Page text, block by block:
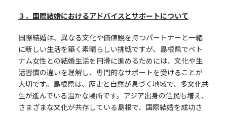
３．国際結婚におけるアドバイスとサポートについて
国際結婚は、異なる文化や価値観を持つパートナーと一緒
に新しい生活を築く素晴らしい挑戦ですが、島根県でベト
ナム女性との結婚生活を円滑に進めるためには、文化や生
活習慣の違いを理解し、専門的なサポートを受けることが
大切です。島根県は、歴史と自然が息づく地域で、多文化共
生が進んでいる温かな場所です。アジア出身の住民も増え、
さまざまな文化が共存している島根で、国際結婚を成功さ